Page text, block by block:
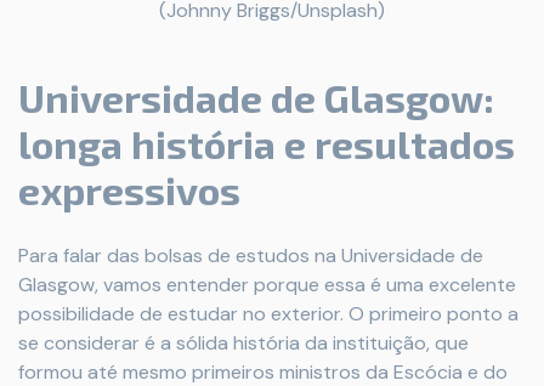
(Johnny Briggs/Unsplash)
Universidade de Glasgow:
longa história e resultados
expressivos
Para falar das bolsas de estudos na Universidade de
Glasgow, vamos entender porque essa é uma excelente
possibilidade de estudar no exterior. O primeiro ponto a
se considerar é a sólida história da instituição, que
formou até mesmo primeiros ministros da Escócia e do